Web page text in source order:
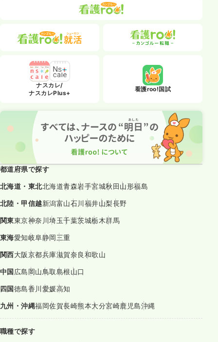
ナスカレ/
ナスカレPlus+
看護roo!国試
都道府県で探す
北海道・東北北海道青森岩手宮城秋田山形福島
北陸・甲信越新潟富山石川福井山梨長野
関東東京神奈川埼玉千葉茨城栃木群馬
東海愛知岐阜静岡三重
関西大阪京都兵庫滋賀奈良和歌山
中国広島岡山鳥取島根山口
四国徳島香川愛媛高知
九州・沖縄福岡佐賀長崎熊本大分宮崎鹿児島沖縄
職種で探す